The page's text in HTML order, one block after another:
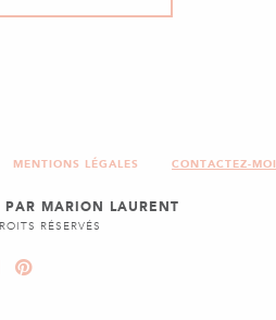
MENTIONS LÉGALES CONTACTEZ-MOI
PAR MARION LAURENT
RÉSERVÉS